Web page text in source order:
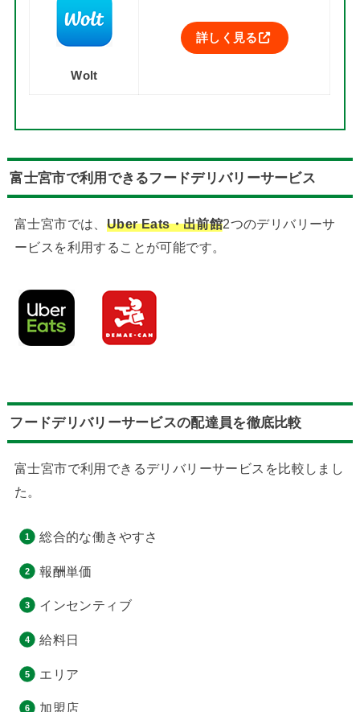
Wolt
詳しく見る
富士宮市で利用できるフードデリバリーサービス
富士宮市では、 Uber Eats・出前館2つのデリバリーサ
ービスを利用することが可能です。
フードデリバリーサービスの配達員を徹底比較
富士宮市で利用できるデリバリーサービスを比較しまし
た。
総合的な働きやすさ
報酬単価
インセンティブ
給料日
エリア
加盟店